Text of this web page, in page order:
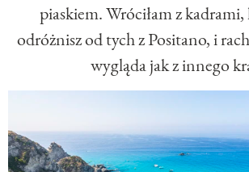
piaskiem. Wróciłam z
odróżnisz od tych z Positano, i
wygląda jak z innego